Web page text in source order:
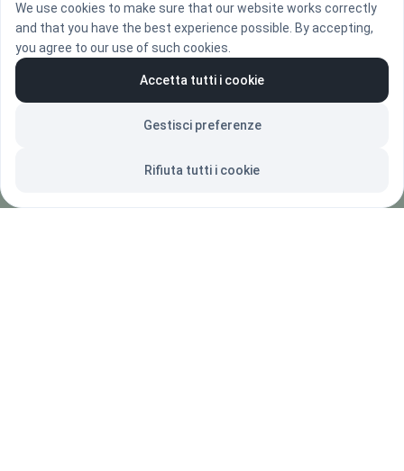
We use cookies to make sure that our website works correctly
and that you have the best experience possible. By accepting,
you agree to our use of such cookies.
Rifiuta tutti i cookie
Gestisci preferenze
Accetta tutti i cookie